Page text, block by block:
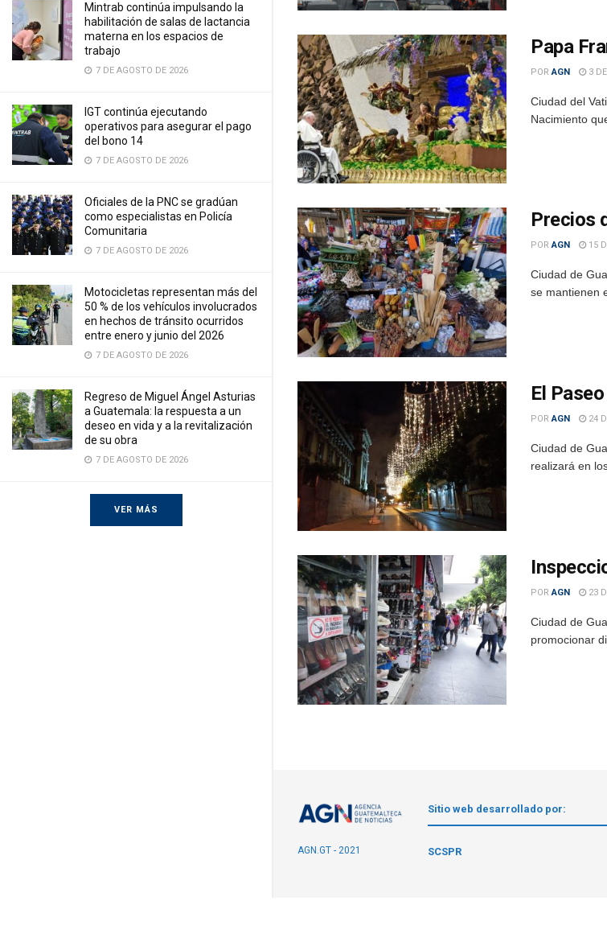
Mintrab continúa impulsando la
habilitación de salas de lactancia
materna en los espacios de
trabajo
7 DE AGOSTO DE 2026
IGT continúa ejecutando
operativos para asegurar el pago
del bono 14
7 DE AGOSTO DE 2026
Oficiales de la PNC se gradúan
como especialistas en Policía
Comunitaria
7 DE AGOSTO DE 2026
Motocicletas representan más del
50 % de los vehículos involucrados
en hechos de tránsito ocurridos
entre enero y junio del 2026
7 DE AGOSTO DE 2026
Regreso de Miguel Ángel Asturias
a Guatemala: la respuesta a un
deseo en vida y a la revitalización
de su obra
7 DE AGOSTO DE 2026
VER MÁS
Papa
POR AGN 3 DE
Ciudad del
Nacimiento
Precios
POR AGN 15
Ciudad de
se mantienen
El
POR AGN 24
Ciudad de
realizará en
POR AGN 23
Ciudad de
promocionar
AGN.GT - 2021
Sitio web desarrollado por:
SCSPR